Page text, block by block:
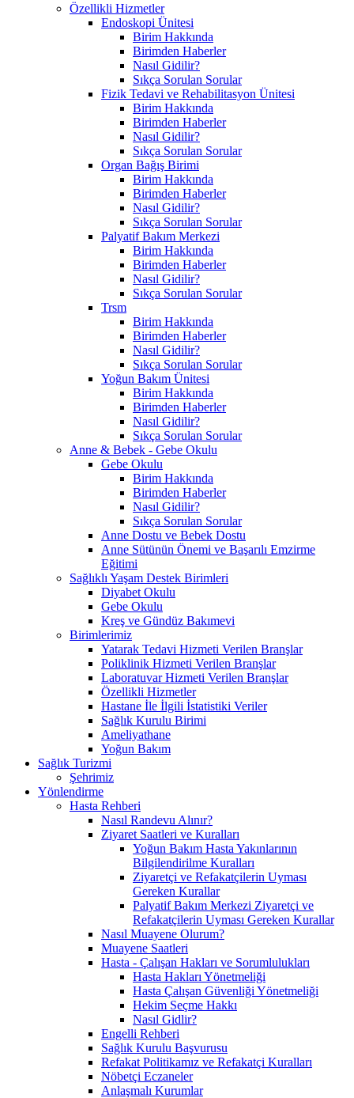
Özellikli Hizmetler
Endoskopi Ünitesi
Birim Hakkında
Birimden Haberler
Nasıl Gidilir?
Sıkça Sorulan Sorular
Fizik Tedavi ve Rehabilitasyon Ünitesi
Birim Hakkında
Birimden Haberler
Nasıl Gidilir?
Sıkça Sorulan Sorular
Organ Bağış Birimi
Birim Hakkında
Birimden Haberler
Nasıl Gidilir?
Sıkça Sorulan Sorular
Palyatif Bakım Merkezi
Birim Hakkında
Birimden Haberler
Nasıl Gidilir?
Sıkça Sorulan Sorular
Trsm
Birim Hakkında
Birimden Haberler
Nasıl Gidilir?
Sıkça Sorulan Sorular
Yoğun Bakım Ünitesi
Birim Hakkında
Birimden Haberler
Nasıl Gidilir?
Sıkça Sorulan Sorular
Anne & Bebek - Gebe Okulu
Gebe Okulu
Birim Hakkında
Birimden Haberler
Nasıl Gidilir?
Sıkça Sorulan Sorular
Anne Dostu ve Bebek Dostu
Anne Sütünün Önemi ve Başarılı Emzirme
Eğitimi
Sağlıklı Yaşam Destek Birimleri
Diyabet Okulu
Gebe Okulu
Kreş ve Gündüz Bakımevi
Birimlerimiz
Yatarak Tedavi Hizmeti Verilen Branşlar
Poliklinik Hizmeti Verilen Branşlar
Laboratuvar Hizmeti Verilen Branşlar
Özellikli Hizmetler
Hastane İle İlgili İstatistiki Veriler
Sağlık Kurulu Birimi
Ameliyathane
Yoğun Bakım
Sağlık Turizmi
Şehrimiz
Yönlendirme
Hasta Rehberi
Nasıl Randevu Alınır?
Ziyaret Saatleri ve Kuralları
Yoğun Bakım Hasta Yakınlarının
Bilgilendirilme Kuralları
Ziyaretçi ve Refakatçilerin Uyması
Gereken Kurallar
Palyatif Bakım Merkezi Ziyaretçi ve
Refakatçilerin Uyması Gereken Kurallar
Nasıl Muayene Olurum?
Muayene Saatleri
Hasta - Çalışan Hakları ve Sorumlulukları
Hasta Hakları Yönetmeliği
Hasta Çalışan Güvenliği Yönetmeliği
Hekim Seçme Hakkı
Nasıl Gidlir?
Engelli Rehberi
Sağlık Kurulu Başvurusu
Refakat Politikamız ve Refakatçi Kuralları
Nöbetçi Eczaneler
Anlaşmalı Kurumlar